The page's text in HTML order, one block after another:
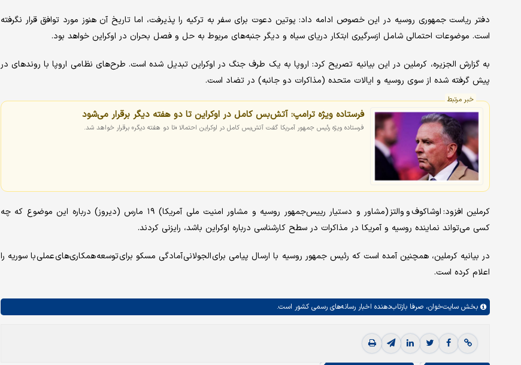
دفتر ریاست جمهوری روسیه در این خصوص ادامه داد: پوتین دعوت برای سفر به ترکیه را پذیرفت، اما تاریخ آن هنوز مورد توافق قرار نگرفته
است. موضوعات احتمالی شامل ازسرگیری ابتکار دریای سیاه و دیگر جنبه‌های مربوط به حل و فصل بحران در اوکراین خواهد بود.
به گزارش الجزیره، کرملین در این بیانیه تصریح کرد: اروپا به یک طرف جنگ در اوکراین تبدیل شده است. طرح‌های نظامی اروپا با روندهای در
پیش گرفته شده از سوی روسیه و ایالات متحده (مذاکرات دو جانبه) در تضاد است.
خبر مرتبط
فرستاده ویژه ترامپ: آتش‌بس کامل در اوکراین تا دو هفته دیگر برقرار می‌شود
فرستاده ویژه رئیس جمهور آمریکا گفت آتش‌بس کامل در اوکراین احتمالا «تا دو هفته دیگر» برقرار خواهد شد.
کرملین افزود: اوشاکوف و والتز (مشاور و دستیار رییس‌جمهور روسیه و مشاور امنیت ملی آمریکا) ۱۹ مارس (دیروز) درباره این موضوع که چه
کسی می‌تواند نماینده روسیه و آمریکا در مذاکرات در سطح کارشناسی درباره اوکراین باشد، رایزنی کردند.
در بیانیه کرملین، همچنین آمده است که رئیس جمهور روسیه با ارسال پیامی برای الجولانی آمادگی مسکو برای توسعه همکاری‌های عملی با سوریه را
اعلام کرده است.
بخش سایت‌خوان، صرفا بازتاب‌دهنده اخبار رسانه‌های رسمی کشور است.